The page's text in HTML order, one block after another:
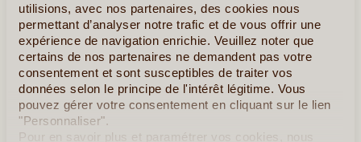
utilisions, avec nos partenaires, des cookies nous
permettant d’analyser notre trafic et de vous offrir une
expérience de navigation enrichie. Veuillez noter que
certains de nos partenaires ne demandent pas votre
consentement et sont susceptibles de traiter vos
données selon le principe de l'intérêt légitime. Vous
pouvez gérer votre consentement en cliquant sur le lien
"Personnaliser".
Pour en savoir plus et paramétrer vos cookies, nous
Un grand Merci àFrancois qui nous a organiser cet
inoubliable voyage , qui était totalement dans nos cordes.
Anita
>> Voyage au Cameroun <<